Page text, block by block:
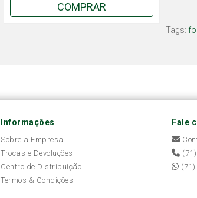
COMPRAR
Tags:
Informações
Sobre a Empresa
Trocas e Devoluções
Centro de Distribuição
Termos & Condições
Fale